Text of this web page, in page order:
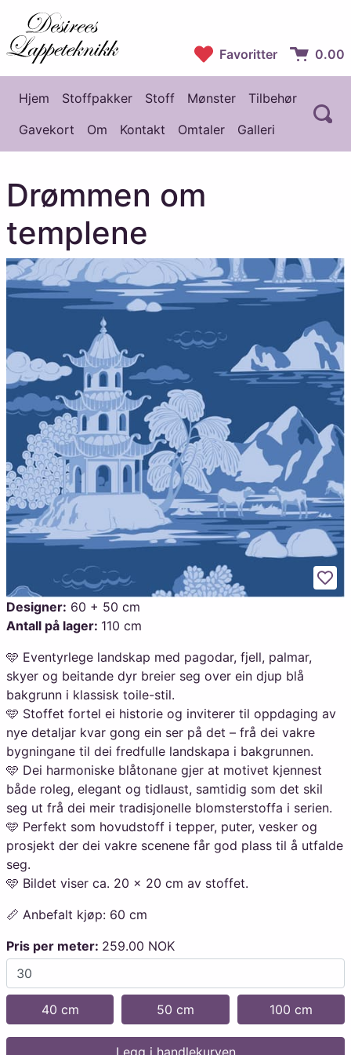
Desirees Lappeteknikk
Favoritter 0.00
Hovedmeny
Hjem Stoffpakker Stoff Mønster
Tilbehør
Gavekort
Om Kontakt Omtaler Galleri
Drømmen om
templene
Designer: 60 + 50 cm
Antall på lager: 110 cm
🩵 Eventyrlege landskap med pagodar, fjell, palmar,
skyer og beitande dyr breier seg over ein djup blå
bakgrunn i klassisk toile-stil.
🩵 Stoffet fortel ei historie og inviterer til oppdaging av
nye detaljar kvar gong ein ser på det – frå dei vakre
bygningane til dei fredfulle landskapa i bakgrunnen.
🩵 Dei harmoniske blåtonane gjer at motivet kjennest
både roleg, elegant og tidlaust, samtidig som det skil
seg ut frå dei meir tradisjonelle blomsterstoffa i serien.
🩵 Perfekt som hovudstoff i tepper, puter, vesker og
prosjekt der dei vakre scenene får god plass til å utfalde
seg.
🩵 Bildet viser ca. 20 × 20 cm av stoffet.
📏 Anbefalt kjøp: 60 cm
Pris per meter: 259.00 NOK
40 cm 50 cm 100 cm
Legg i handlekurven